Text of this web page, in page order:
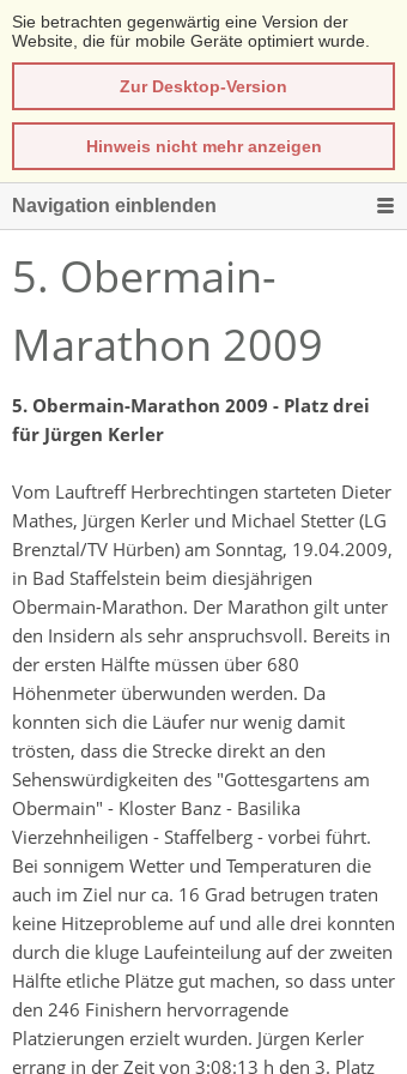
Sie betrachten gegenwärtig eine Version der
Website, die für mobile Geräte optimiert wurde.
Zur Desktop-Version
Hinweis nicht mehr anzeigen
Navigation einblenden
5. Obermain-
Marathon 2009
5. Obermain-Marathon 2009 - Platz drei
für Jürgen Kerler
Vom Lauftreff Herbrechtingen starteten Dieter
Mathes, Jürgen Kerler und Michael Stetter (LG
Brenztal/TV Hürben) am Sonntag, 19.04.2009,
in Bad Staffelstein beim diesjährigen
Obermain-Marathon. Der Marathon gilt unter
den Insidern als sehr anspruchsvoll. Bereits in
der ersten Hälfte müssen über 680
Höhenmeter überwunden werden. Da
konnten sich die Läufer nur wenig damit
trösten, dass die Strecke direkt an den
Sehenswürdigkeiten des "Gottesgartens am
Obermain" - Kloster Banz - Basilika
Vierzehnheiligen - Staffelberg - vorbei führt.
Bei sonnigem Wetter und Temperaturen die
auch im Ziel nur ca. 16 Grad betrugen traten
keine Hitzeprobleme auf und alle drei konnten
durch die kluge Laufeinteilung auf der zweiten
Hälfte etliche Plätze gut machen, so dass unter
den 246 Finishern hervorragende
Platzierungen erzielt wurden. Jürgen Kerler
errang in der Zeit von 3:08:13 h den 3. Platz